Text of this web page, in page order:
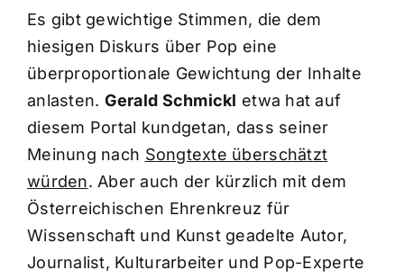
Es gibt gewichtige Stimmen, die dem
hiesigen Diskurs über Pop eine
überproportionale Gewichtung der Inhalte
anlasten. Gerald Schmickl etwa hat auf
diesem Portal kundgetan, dass seiner
Meinung nach Songtexte überschätzt
würden. Aber auch der kürzlich mit dem
Österreichischen Ehrenkreuz für
Wissenschaft und Kunst geadelte Autor,
Journalist, Kulturarbeiter und Pop-Experte